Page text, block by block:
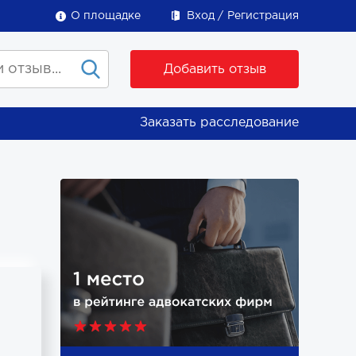
О площадке Вход Регистрация
Добавить отзыв
Заказать расследование